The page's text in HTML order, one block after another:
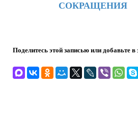
СОКРАЩЕНИЯ
Поделитесь этой записью или добавьте в